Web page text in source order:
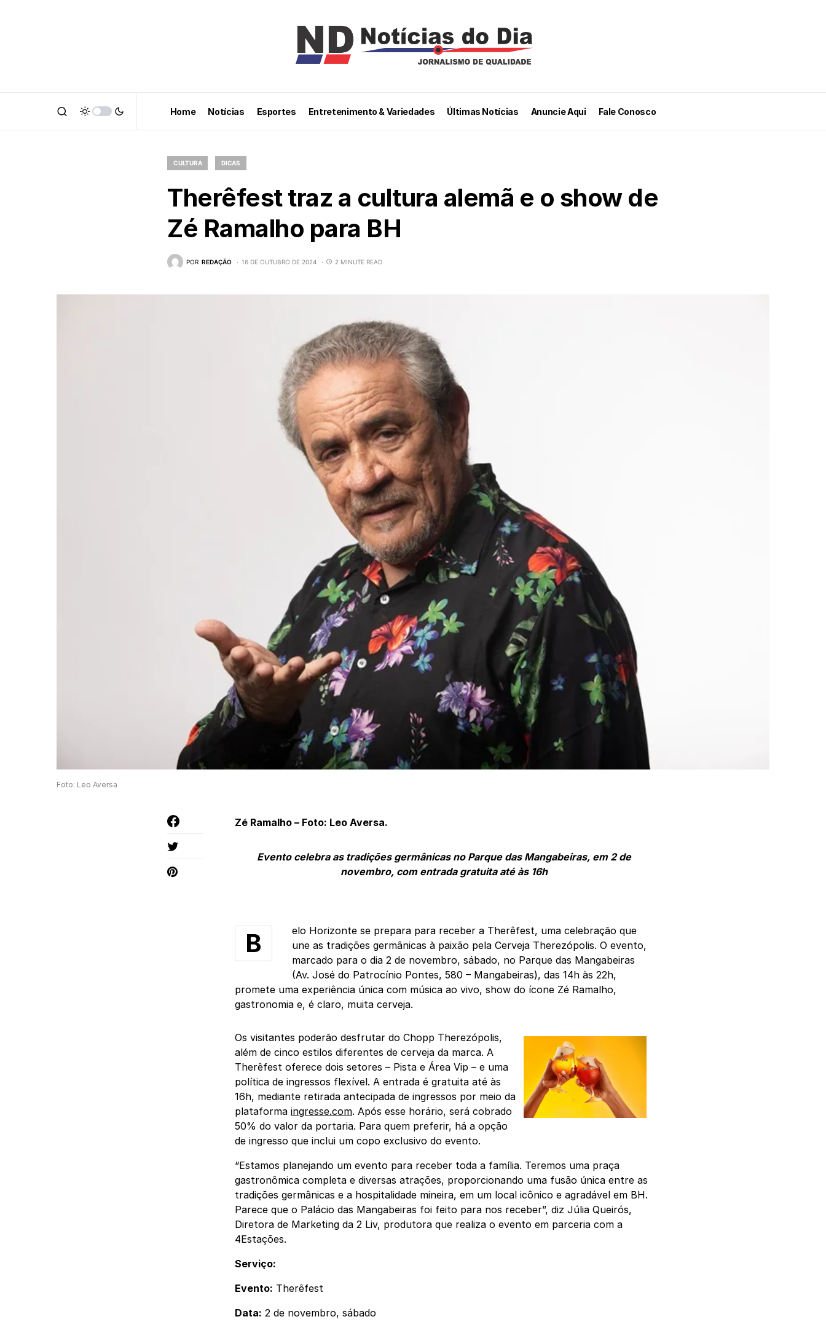
Home Notícias Esportes Entretenimento & Variedades Últimas Notícias Anuncie Aqui Fale Conosco
CULTURA DICAS
Therêfest traz a cultura alemã e o show de
Zé Ramalho para BH
POR REDAÇÃO 16 DE OUTUBRO DE 2024 2 MINUTE READ
Foto: Leo Aversa
Zé Ramalho – Foto: Leo Aversa.
Evento celebra as tradições germânicas no Parque das Mangabeiras, em 2 de
novembro, com entrada gratuita até às 16h
B
elo Horizonte se prepara para receber a Therêfest, uma celebração que
une as tradições germânicas à paixão pela Cerveja Therezópolis. O evento,
marcado para o dia 2 de novembro, sábado, no Parque das Mangabeiras
(Av. José do Patrocínio Pontes, 580 – Mangabeiras), das 14h às 22h,
promete uma experiência única com música ao vivo, show do ícone Zé Ramalho,
gastronomia e, é claro, muita cerveja.
Os visitantes poderão desfrutar do Chopp Therezópolis,
além de cinco estilos diferentes de cerveja da marca. A
Therêfest oferece dois setores – Pista e Área Vip – e uma
política de ingressos flexível. A entrada é gratuita até às
16h, mediante retirada antecipada de ingressos por meio da
plataforma ingresse.com. Após esse horário, será cobrado
50% do valor da portaria. Para quem preferir, há a opção
de ingresso que inclui um copo exclusivo do evento.
“Estamos planejando um evento para receber toda a família. Teremos uma praça
gastronômica completa e diversas atrações, proporcionando uma fusão única entre as
tradições germânicas e a hospitalidade mineira, em um local icônico e agradável em BH.
Parece que o Palácio das Mangabeiras foi feito para nos receber”, diz Júlia Queirós,
Diretora de Marketing da 2 Liv, produtora que realiza o evento em parceria com a
4Estações.
Serviço:
Evento: Therêfest
Data: 2 de novembro, sábado